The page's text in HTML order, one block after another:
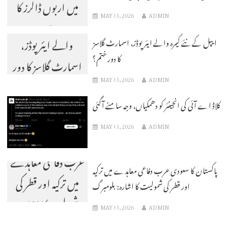
میں اربوں ڈالرز کا
مقدمہ
MAY 13, 2026 ADMIN
ایپل کے نئے کیمرہ
والے ایئر پوڈز،
اسمارٹ گلاسز کا دور
ایپل کے نئے کیمرہ والے ایئر پوڈز، اسمارٹ گلاسز
کا دور ختم؟
MAY 13, 2026 ADMIN
کلاڈ اے آئی کی انجینئر کو دھمکیاں، وجہ سامنے آگئی
MAY 13, 2026 ADMIN
پاکستان کا سعودی
عرب دفاعی معاہدے
میں ترکیہ اور قطر کی
شمولیت کا اشارہ:
پاکستان کا سعودی عرب دفاعی معاہدے میں ترکیہ
اور قطر کی شمولیت کا اشارہ: بلومبرگ
MAY 13, 2026 ADMIN